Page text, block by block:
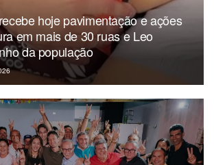
os partidos.
eleitoral se aproximando e o cenário
a Federação Brasil da Esperança se
dos principais polos de articulação da
hoje pavimentação e ações
em mais de 30 ruas e Leo
da população